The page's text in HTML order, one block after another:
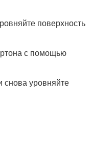
поверхность
с помощью
снова уровняйте